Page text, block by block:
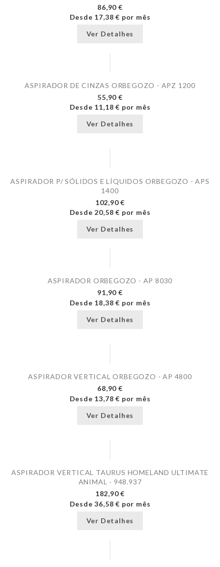
86,90 €
Desde 17,38 € por mês
Ver Detalhes
ASPIRADOR DE CINZAS ORBEGOZO - APZ 1200
55,90 €
Desde 11,18 € por mês
Ver Detalhes
ASPIRADOR P/ SÓLIDOS E LÍQUIDOS ORBEGOZO - APS
1400
102,90 €
Desde 20,58 € por mês
Ver Detalhes
ASPIRADOR ORBEGOZO - AP 8030
91,90 €
Desde 18,38 € por mês
Ver Detalhes
ASPIRADOR VERTICAL ORBEGOZO - AP 4800
68,90 €
Desde 13,78 € por mês
Ver Detalhes
ASPIRADOR VERTICAL TAURUS HOMELAND ULTIMATE
ANIMAL - 948.937
182,90 €
Desde36,58 € por mês
Ver Detalhes